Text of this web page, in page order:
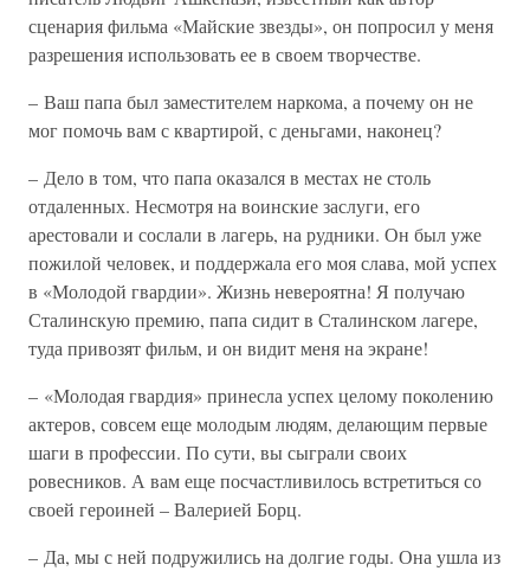
сценария фильма «Майские звезды», он попросил у меня
разрешения использовать ее в своем творчестве.
– Ваш папа был заместителем наркома, а почему он не
мог помочь вам с квартирой, с деньгами, наконец?
– Дело в том, что папа оказался в местах не столь
отдаленных. Несмотря на воинские заслуги, его
арестовали и сослали в лагерь, на рудники. Он был уже
пожилой человек, и поддержала его моя слава, мой успех
в «Молодой гвардии». Жизнь невероятна! Я получаю
Сталинскую премию, папа сидит в Сталинском лагере,
туда привозят фильм, и он видит меня на экране!
– «Молодая гвардия» принесла успех целому поколению
актеров, совсем еще молодым людям, делающим первые
шаги в профессии. По сути, вы сыграли своих
ровесников. А вам еще посчастливилось встретиться со
своей героиней – Валерией Борц.
– Да, мы с ней подружились на долгие годы. Она ушла из